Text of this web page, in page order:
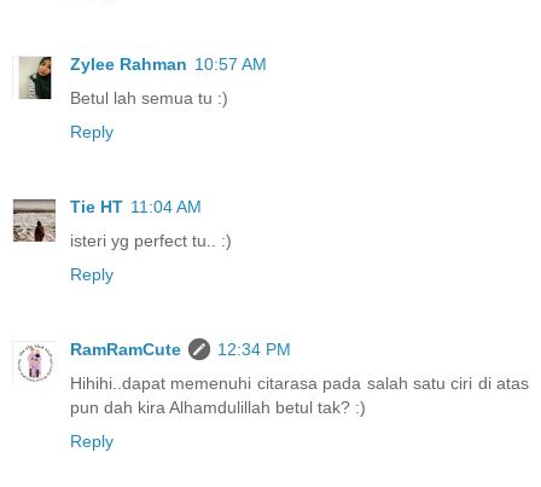
Zylee Rahman 10:57 AM
Betul lah semua tu :)
Reply
Tie HT 11:04 AM
isteri yg perfect tu.. :)
Reply
RamRamCute
12:34 PM
Hihihi..dapat memenuhi citarasa pada salah satu ciri di atas
pun dah kira Alhamdulillah betul tak? :)
Reply